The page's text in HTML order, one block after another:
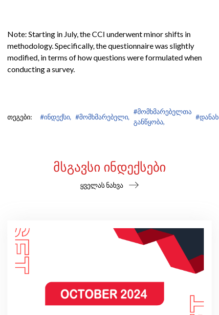
Note: Starting in July, the CCI underwent minor shifts in
methodology. Specifically, the questionnaire was slightly
modified, in terms of how questions were formulated when
conducting a survey.
თეგები: #ინდექსი, #მომხმარებელი,
#მომხმარებელთა
განწყობა,
ᲛᲡᲒᲐᲕᲡᲘ ᲘᲜᲓᲔᲥᲡᲔᲑᲘ
ყველას ნახვა